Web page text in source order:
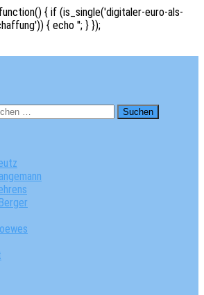
{ if (is_single('digitaler-euro-als-
{ echo ''; } });